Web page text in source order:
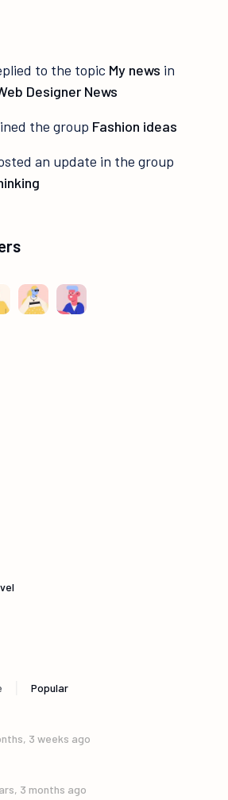
to the topic My news in
Designer News
the group Fashion ideas
an update in the group
Popular
3 weeks ago
3 months ago